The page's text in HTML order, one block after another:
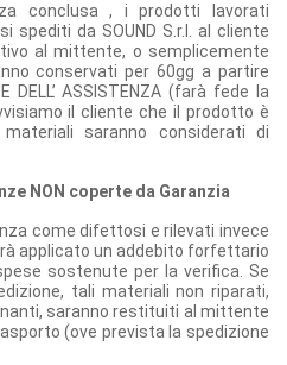
conclusa , i prodotti lavorati
spediti da SOUND S.r.l. al cliente
al mittente, o semplicemente
conservati per 60gg a partire
DELL’ ASSISTENZA (farà fede la
il cliente che il prodotto è
saranno considerati di
NON coperte da Garanzia
come difettosi e rilevati invece
applicato un addebito forfettario
sostenute per la verifica. Se
tali materiali non riparati,
saranno restituiti al mittente
(ove prevista la spedizione